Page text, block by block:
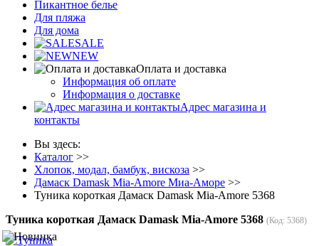
Пикантное белье
Для пляжа
Для дома
SALE
NEW
Оплата и доставка
Информация об оплате
Информация о доставке
Адрес магазина и
контакты
Вы здесь:
Каталог >>
Хлопок, модал, бамбук, вискоза >>
Дамаск Damask Mia-Amore Миа-Аморе >>
Туника короткая Дамаск Damask Mia-Amore 5368
Туника короткая Дамаск Damask Mia-Amore 5368 (Код: 5368)